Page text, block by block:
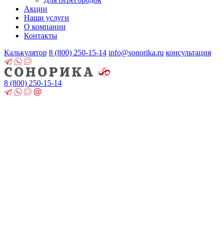
Акции
Наши услуги
О компании
Контакты
Калькулятор 8 (800) 250-15-14 info@sonorika.ru консультация
8 (800) 250-15-14